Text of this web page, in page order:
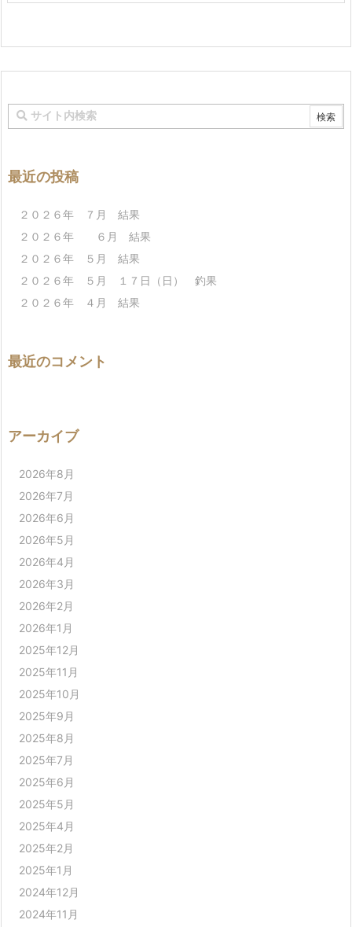
最近の投稿
２０２６年 ７月 結果
２０２６年 ６月 結果
２０２６年 ５月 結果
２０２６年 ５月 １７日（日） 釣果
２０２６年 ４月 結果
最近のコメント
アーカイブ
2026年8月
2026年7月
2026年6月
2026年5月
2026年4月
2026年3月
2026年2月
2026年1月
2025年12月
2025年11月
2025年10月
2025年9月
2025年8月
2025年7月
2025年6月
2025年5月
2025年4月
2025年2月
2025年1月
2024年12月
2024年11月